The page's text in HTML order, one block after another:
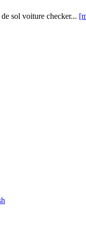
sol voiture checker...